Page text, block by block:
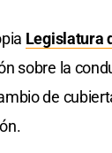
Legislatura
sobre la
de